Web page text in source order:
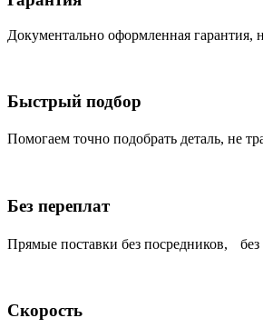
Документально оформленная гарантия,
Быстрый подбор
Помогаем точно подобрать деталь, не
Без переплат
Прямые поставки без посредников, без
Скорость